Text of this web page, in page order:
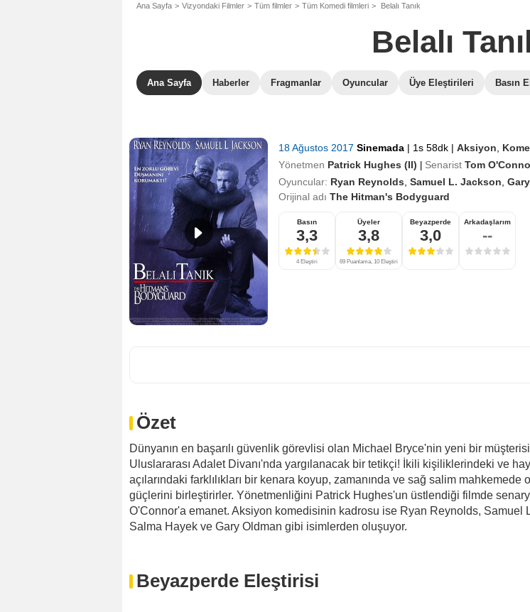
Ana Sayfa Vizyondaki Filmler Tüm filmler Tüm Komedi filmleri Belalı Tanık
Belalı
Ana Sayfa Haberler Fragmanlar Oyuncular Üye Eleştirileri Basın
18 Ağustos 2017 Sinemada | 1s 58dk | Aksiyon
Yönetmen Patrick Hughes (II) Senarist Tom
Oyuncular: Ryan Reynolds Samuel L. Jackson
Orijinal adı The Hitman's Bodyguard
Basın
3,3
4 Eleştiri
Üyeler
3,8
69 Puanlama, 10 Eleştiri
Beyazperde
3,0
Arkadaşlarım
--
Özet
Dünyanın en başarılı güvenlik görevlisi olan Michael Bryce'nin yeni bir müşterisi
Uluslararası Adalet Divanı'nda yargılanacak bir tetikçi! İkili kişiliklerindeki ve
açılarındaki farklılıkları bir kenara koyup, zamanında ve sağ salim mahkemede
güçlerini birleştirirler. Yönetmenliğini Patrick Hughes'un üstlendiği filmde
O'Connor'a emanet. Aksiyon komedisinin kadrosu ise Ryan Reynolds, Samuel
Salma Hayek ve Gary Oldman gibi isimlerden oluşuyor.
Beyazperde Eleştirisi